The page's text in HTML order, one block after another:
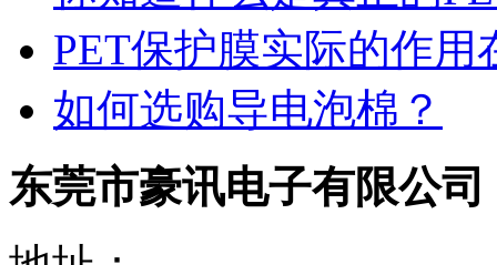
PET保护膜实际的作
如何选购导电泡棉？
东莞市豪讯电子有限公司